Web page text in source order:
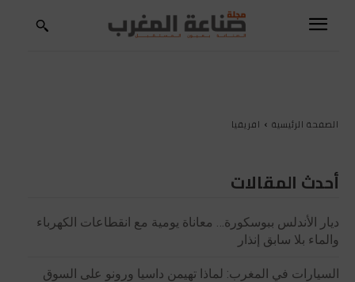
الصفحة الرئيسية افريقيا
أحدث المقالات
ديار الأندلس ببوسكورة… معاناة يومية مع انقطاعات الكهرباء
والماء بلا سابق إنذار
السيارات في المغرب: لماذا تهيمن داسيا ورونو على السوق